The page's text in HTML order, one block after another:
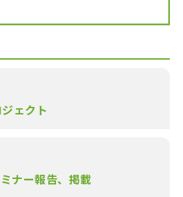
ェクト
ナー報告、掲載